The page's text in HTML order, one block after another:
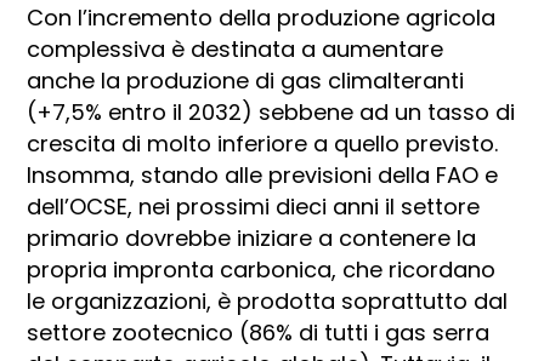
Con l’incremento della produzione agricola
complessiva è destinata a aumentare
anche la produzione di gas climalteranti
(+7,5% entro il 2032) sebbene ad un tasso di
crescita di molto inferiore a quello previsto.
Insomma, stando alle previsioni della FAO e
dell’OCSE, nei prossimi dieci anni il settore
primario dovrebbe iniziare a contenere la
propria impronta carbonica, che ricordano
le organizzazioni, è prodotta soprattutto dal
settore zootecnico (86% di tutti i gas serra